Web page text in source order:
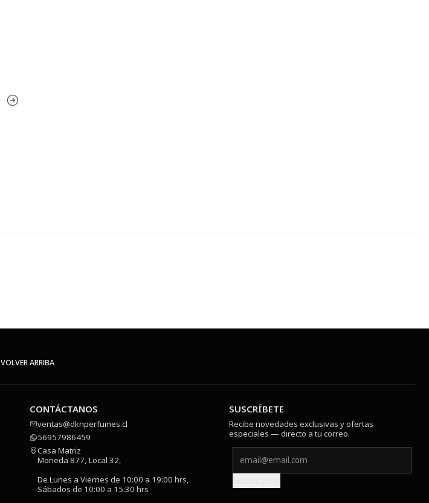
VOLVER ARRIBA
CONTÁCTANOS
ventas@dknperfumes.cl
56957986459
Casa Matriz
Moneda 877, Local 32,
De Lunes a Viernes de 10:00 a 19:00 hrs,
Sábados de 10:00 a 15:30 hrs
SUSCRÍBETE
Recibe novedades exclusivas y ofertas
especiales — directo a tu correo.